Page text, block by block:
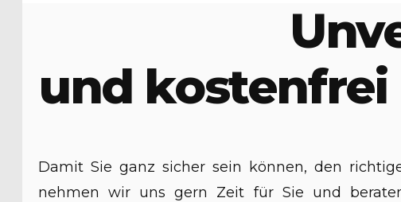
und kostenfrei
Damit Sie ganz sicher sein können, den
nehmen wir uns gern Zeit für Sie und